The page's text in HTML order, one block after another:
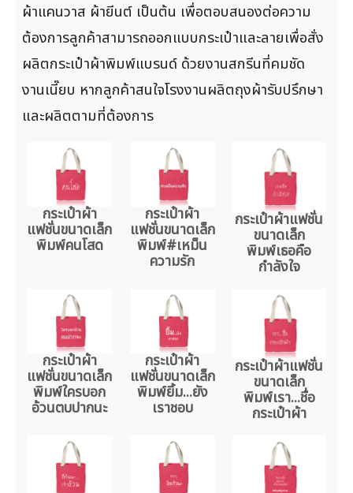
ผ้าแคนวาส ผ้ายีนต์ เป็นต้น เพื่อตอบสนองต่อความ
ต้องการลูกค้าสามารถออกแบบกระเป๋าและลายเพื่อสั่ง
ผลิตกระเป๋าผ้าพิมพ์แบรนด์ ด้วยงานสกรีนที่คมชัด
งานเนี๊ยบ หากลูกค้าสนใจโรงงานผลิตถุงผ้ารับปรึกษา
และผลิตตามที่ต้องการ
กระเป๋าผ้า
แฟชั่นขนาดเล็ก
พิมพ์คนโสด
กระเป๋าผ้า
แฟชั่นขนาดเล็ก
พิมพ์#เหม็น
ความรัก
กระเป๋าผ้าแฟชั่น
ขนาดเล็ก
พิมพ์เธอคือ
กำลังใจ
กระเป๋าผ้า
แฟชั่นขนาดเล็ก
พิมพ์ใครบอก
อ้วนตบปากนะ
กระเป๋าผ้า
แฟชั่นขนาดเล็ก
พิมพ์ยิ้ม...ยัง
เราชอบ
กระเป๋าผ้าแฟชั่น
ขนาดเล็ก
พิมพ์เรา...ชื่อ
กระเป๋าผ้า